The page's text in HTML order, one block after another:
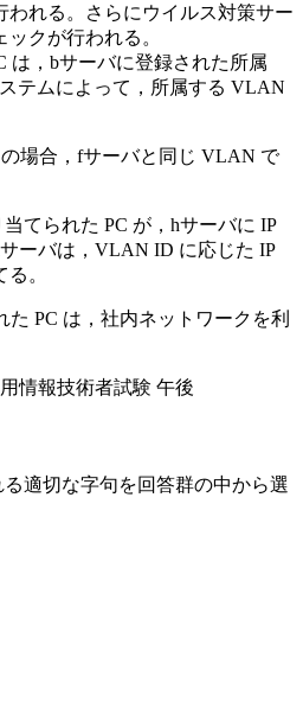
われる。さらにウイルス対策サー
クが行われる。
は， bサーバに登録された所属
テムによって，所属する VLAN
場合， fサーバと同じ VLAN で
てられた PC が， hサーバに IP
サーバは，VLAN ID に応じた IP
。
た PC は，社内ネットワークを利
情報技術者試験 午後
る適切な字句を回答群の中から選